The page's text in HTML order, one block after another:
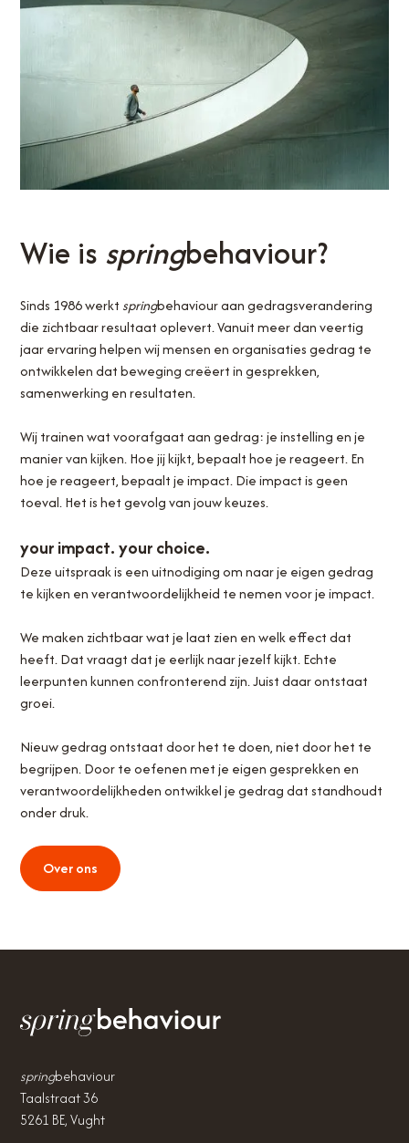
Wie is springbehaviour?
Sinds 1986 werkt springbehaviour aan gedragsverandering
die zichtbaar resultaat oplevert. Vanuit meer dan veertig
jaar ervaring helpen wij mensen en organisaties gedrag te
ontwikkelen dat beweging creëert in gesprekken,
samenwerking en resultaten.
Wij trainen wat voorafgaat aan gedrag: je instelling en je
manier van kijken. Hoe jij kijkt, bepaalt hoe je reageert. En
hoe je reageert, bepaalt je impact. Die impact is geen
toeval. Het is het gevolg van jouw keuzes.
your impact. your choice.
Deze uitspraak is een uitnodiging om naar je eigen gedrag
te kijken en verantwoordelijkheid te nemen voor je impact.
We maken zichtbaar wat je laat zien en welk effect dat
heeft. Dat vraagt dat je eerlijk naar jezelf kijkt. Echte
leerpunten kunnen confronterend zijn. Juist daar ontstaat
groei.
Nieuw gedrag ontstaat door het te doen, niet door het te
begrijpen. Door te oefenen met je eigen gesprekken en
verantwoordelijkheden ontwikkel je gedrag dat standhoudt
onder druk.
Over ons
springbehaviour
Taalstraat 36
5261 BE, Vught